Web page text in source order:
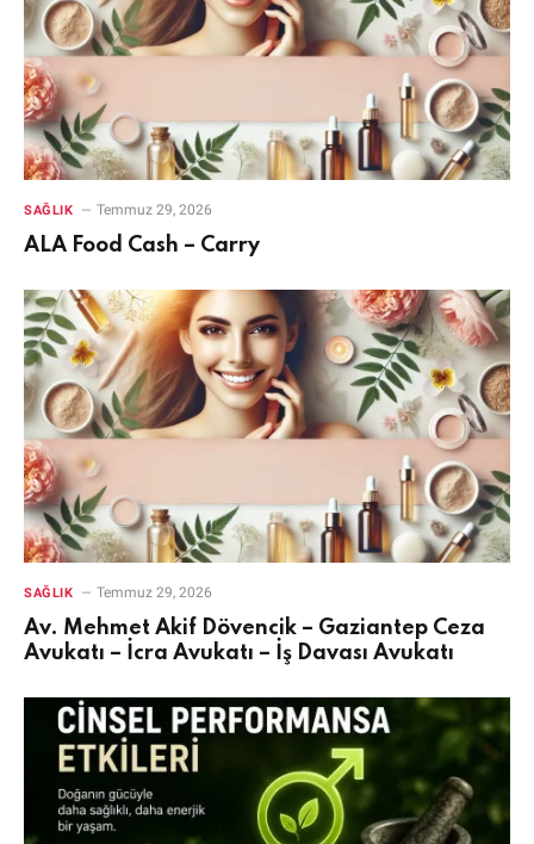
SAĞLIK Temmuz 29, 2026
ALA Food Cash – Carry
SAĞLIK Temmuz 29, 2026
Av. Mehmet Akif Dövencik – Gaziantep Ceza
Avukatı – İcra Avukatı – İş Davası Avukatı